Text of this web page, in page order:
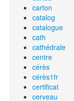
carton
catalog
catalogue
cath
cathédrale
centre
cérès
cérès1fr
certificat
cerveau